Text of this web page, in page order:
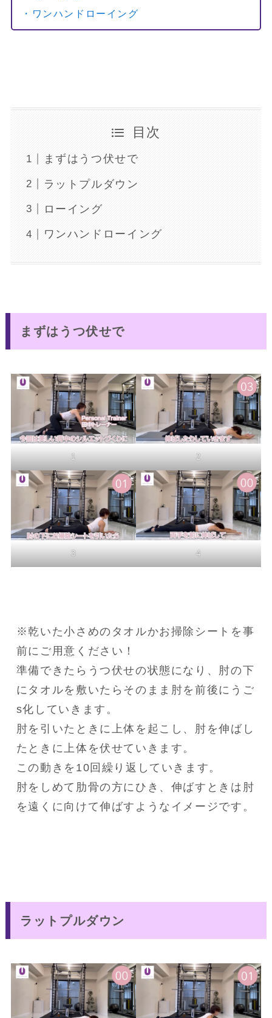
・ワンハンドローイング
目次
まずはうつ伏せで
ラットプルダウン
ローイング
ワンハンドローイング
まずはうつ伏せで
1 2
3 4
※乾いた小さめのタオルかお掃除シートを事
前にご用意ください！
準備できたらうつ伏せの状態になり、肘の下
にタオルを敷いたらそのまま肘を前後にうご
s化していきます。
肘を引いたときに上体を起こし、肘を伸ばし
たときに上体を伏せていきます。
この動きを10回繰り返していきます。
肘をしめて肋骨の方にひき、伸ばすときは肘
を遠くに向けて伸ばすようなイメージです。
ラットプルダウン